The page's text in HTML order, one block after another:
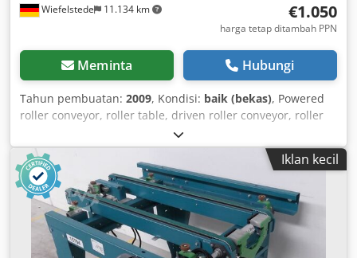
Wiefelstede 11.134 km €1.050
harga tetap ditambah PPN
Meminta Hubungi
Tahun pembuatan: 2009, Kondisi: baik (bekas), Powered
roller conveyor, roller table, driven roller conveyor, roller
track -with pneumatic centering unit -sturdy design -
electrically driven -drive motor: 0.37 kW, 76 rpm -roller
width: 820 mm -conveying length: 1140 mm -roller
diameter: 105 mm -rollers: rubber-coated -shaft diameter:
25 mm -conveying height: 950 mm, adjustable -driven: via
belt Dodpfxjb A N Hue Aa Deck -quantity: 2 roller
conveyors available -price: per unit -dimensions:
1150/1140/H960 mm -weight: 219 kg
Iklan kecil